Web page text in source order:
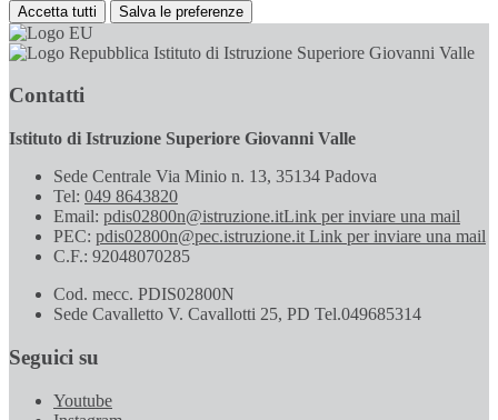
Accetta tutti Salva le preferenze
Istituto di Istruzione Superiore Giovanni Valle
Contatti
Istituto di Istruzione Superiore Giovanni Valle
Sede Centrale Via Minio n. 13, 35134 Padova
Tel: 049 8643820
Email: pdis02800n@istruzione.itLink per inviare una mail
PEC: pdis02800n@pec.istruzione.it Link per inviare una mail
C.F.: 92048070285
Cod. mecc. PDIS02800N
Sede Cavalletto V. Cavallotti 25, PD Tel.049685314
Seguici su
Youtube